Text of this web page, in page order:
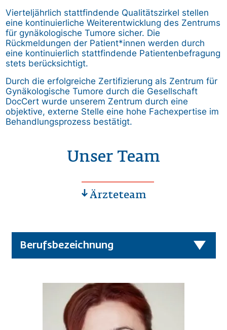
Vierteljährlich stattfindende Qualitätszirkel stellen
eine kontinuierliche Weiterentwicklung des Zentrums
für gynäkologische Tumore sicher. Die
Rückmeldungen der Patient*innen werden durch
eine kontinuierlich stattfindende Patientenbefragung
stets berücksichtigt.
Durch die erfolgreiche Zertifizierung als Zentrum für
Gynäkologische Tumore durch die Gesellschaft
DocCert wurde unserem Zentrum durch eine
objektive, externe Stelle eine hohe Fachexpertise im
Behandlungsprozess bestätigt.
Unser Team
Ärzteteam
Berufsbezeichnung